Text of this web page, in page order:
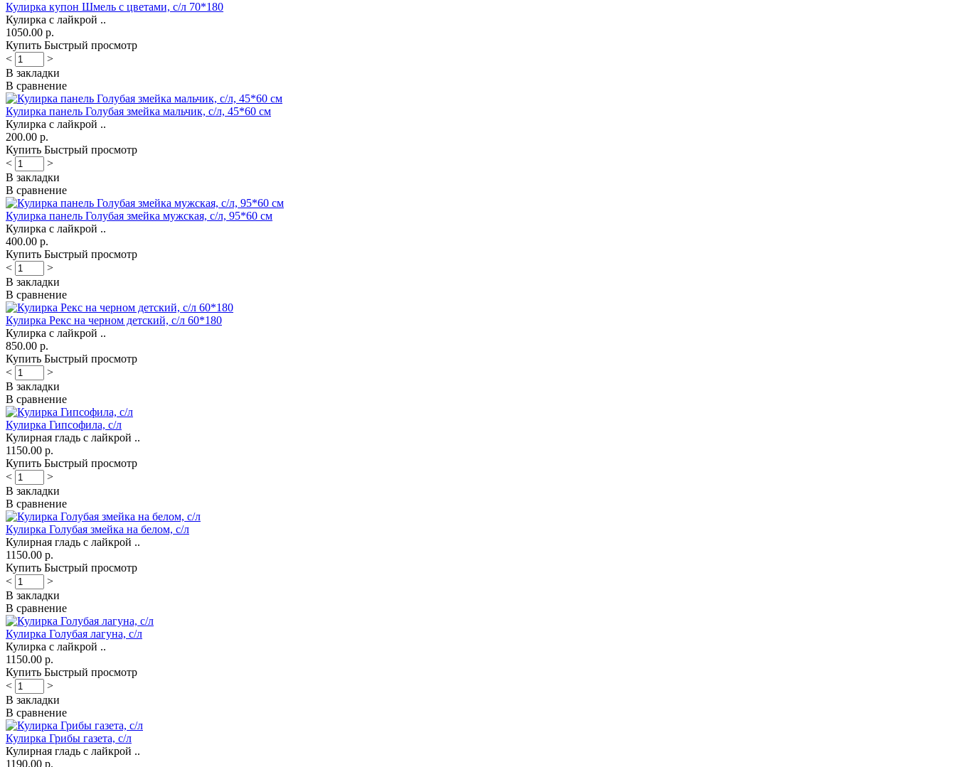
Кулирка купон Шмель с цветами, с/л 70*180
Кулирка с лайкрой ..
1050.00 р.
Купить Быстрый просмотр
<
>
В закладки
В сравнение
Кулирка панель Голубая змейка мальчик, с/л, 45*60 см
Кулирка с лайкрой ..
200.00 р.
Купить Быстрый просмотр
<
>
В закладки
В сравнение
Кулирка панель Голубая змейка мужская, с/л, 95*60 см
Кулирка с лайкрой ..
400.00 р.
Купить Быстрый просмотр
<
>
В закладки
В сравнение
Кулирка Рекс на черном детский, с/л 60*180
Кулирка с лайкрой ..
850.00 р.
Купить Быстрый просмотр
<
>
В закладки
В сравнение
Кулирка Гипсофила, с/л
Кулирная гладь с лайкрой ..
1150.00 р.
Купить Быстрый просмотр
<
>
В закладки
В сравнение
Кулирка Голубая змейка на белом, с/л
Кулирная гладь с лайкрой ..
1150.00 р.
Купить Быстрый просмотр
<
>
В закладки
В сравнение
Кулирка Голубая лагуна, с/л
Кулирка с лайкрой ..
1150.00 р.
Купить Быстрый просмотр
<
>
В закладки
В сравнение
Кулирка Грибы газета, с/л
Кулирная гладь с лайкрой ..
1190.00 р.